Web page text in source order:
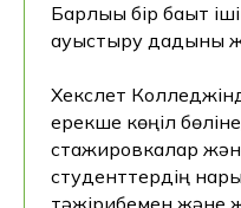
Барлығы бір бағыт
ауыстыру дағдыны
Хекслет
ерекше көңіл
стажировкалар
студенттердің
тәжірибемен және